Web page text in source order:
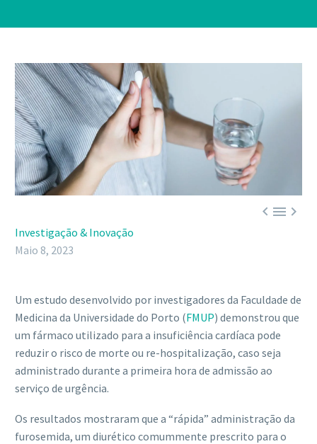

Investigação & Inovação
Maio 8, 2023
Um estudo desenvolvido por investigadores da Faculdade de
Medicina da Universidade do Porto (FMUP) demonstrou que
um fármaco utilizado para a insuficiência cardíaca pode
reduzir o risco de morte ou re-hospitalização, caso seja
administrado durante a primeira hora de admissão ao
serviço de urgência.
Os resultados mostraram que a “rápida” administração da
furosemida, um diurético comummente prescrito para o